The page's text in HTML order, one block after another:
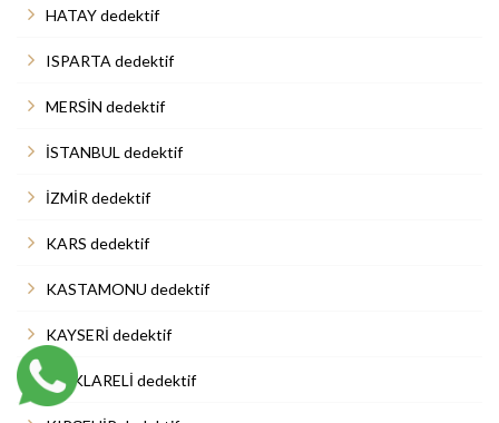
HATAY dedektif
ISPARTA dedektif
MERSİN dedektif
İSTANBUL dedektif
İZMİR dedektif
KARS dedektif
KASTAMONU dedektif
KAYSERİ dedektif
KIRKLARELİ dedektif